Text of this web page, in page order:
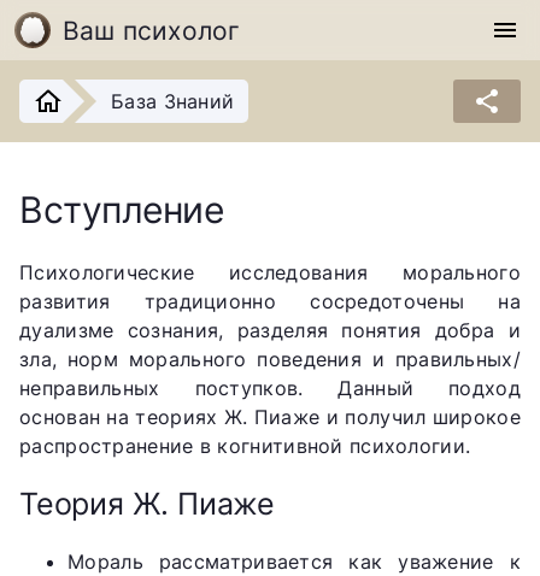
Ваш психолог menu
База Знаний share
Вступление
Психологические исследования морального
развития традиционно сосредоточены на
дуализме сознания, разделяя понятия добра и
зла, норм морального поведения и правильных/
неправильных поступков. Данный подход
основан на теориях Ж. Пиаже и получил широкое
распространение в когнитивной психологии.
Теория Ж. Пиаже
Мораль рассматривается как уважение к